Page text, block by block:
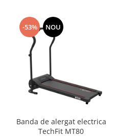
-53% NOU
Banda de alergat electrica
TechFit MT80